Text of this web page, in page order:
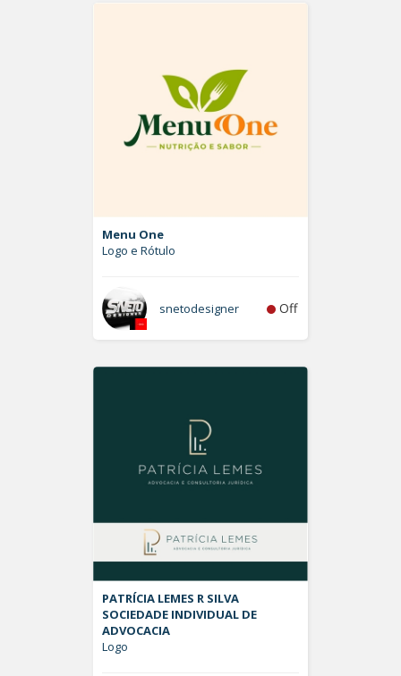
Menu One
Logo e Rótulo
snetodesigner Off
PATRÍCIA LEMES R SILVA
SOCIEDADE INDIVIDUAL DE
ADVOCACIA
Logo